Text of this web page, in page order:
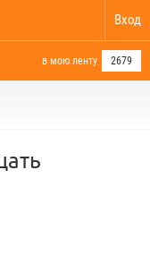
Вход
в мою ленту 2679